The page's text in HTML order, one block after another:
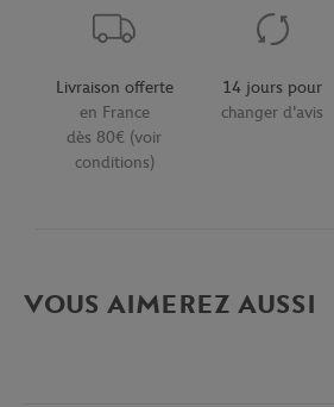
Livraison offerte
en France
dès 80€ (voir
conditions)
14 jours pour
changer d'avis
VOUS AIMEREZ AUSSI